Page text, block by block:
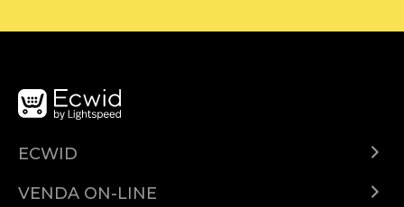
ECWID
Planos e preços
VENDA ON-LINE